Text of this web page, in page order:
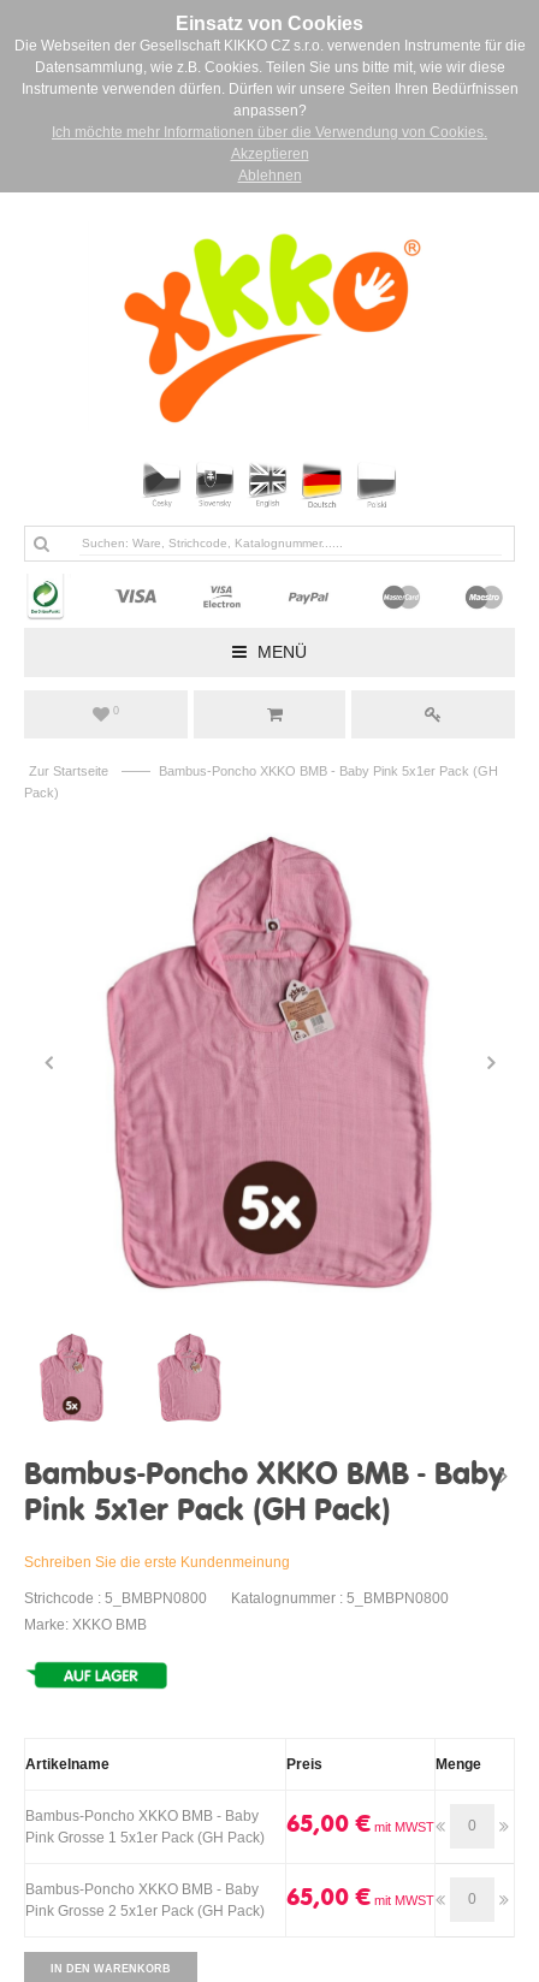
Einsatz von Cookies
Die Webseiten der Gesellschaft KIKKO CZ s.r.o. verwenden Instrumente für die
Datensammlung, wie z.B. Cookies. Teilen Sie uns bitte mit, wie wir diese
Instrumente verwenden dürfen. Dürfen wir unsere Seiten Ihren Bedürfnissen
anpassen?
Ich möchte mehr Informationen über die Verwendung von Cookies.
Akzeptieren
Ablehnen
MENÜ
0
Zur Startseite ——
Bambus-Poncho XKKO BMB - Baby Pink 5x1er Pack (GH
Pack)
Bambus-Poncho XKKO BMB - Baby
Pink 5x1er Pack (GH Pack)
Schreiben Sie die erste Kundenmeinung
Strichcode : 5_BMBPN0800
Katalognummer : 5_BMBPN0800
Marke: XKKO BMB
Artikelname Preis Menge
Bambus-Poncho XKKO BMB - Baby
Pink Grosse 1 5x1er Pack (GH Pack)
65,00 €
Bambus-Poncho XKKO BMB - Baby
Pink Grosse 2 5x1er Pack (GH Pack)
65,00 €
IN DEN WARENKORB